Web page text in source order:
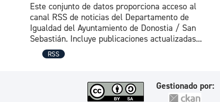
Este conjunto de datos proporciona acceso al
canal RSS de noticias del Departamento de
Igualdad del Ayuntamiento de Donostia / San
Sebastián. Incluye publicaciones actualizadas...
RSS
Gestionado por: